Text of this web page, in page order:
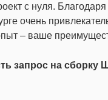
с нуля.
очень
– ваше
запрос на